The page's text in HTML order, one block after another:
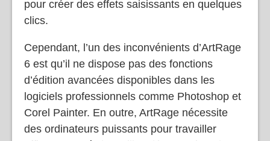
masques de calques ou des modes de fusion
pour créer des effets saisissants en quelques
clics.
Cependant, l’un des inconvénients d’ArtRage
6 est qu’il ne dispose pas des fonctions
d’édition avancées disponibles dans les
logiciels professionnels comme Photoshop et
Corel Painter. En outre, ArtRage nécessite